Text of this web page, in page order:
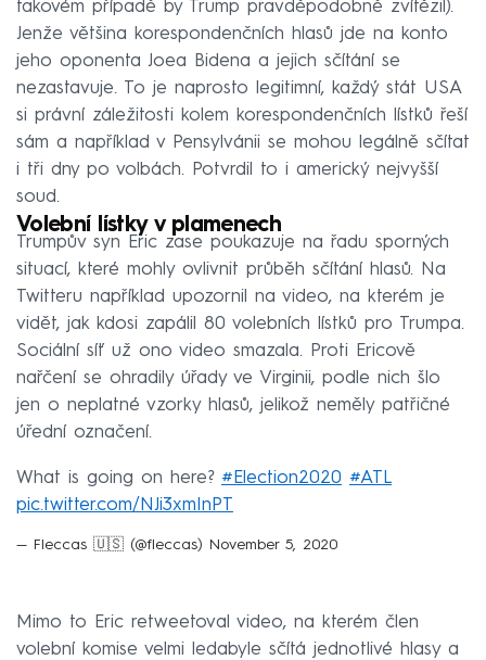
takovém případě by Trump pravděpodobně zvítězil).
Jenže většina korespondenčních hlasů jde na konto
jeho oponenta Joea Bidena a jejich sčítání se
nezastavuje. To je naprosto legitimní, každý stát USA
si právní záležitosti kolem korespondenčních lístků řeší
sám a například v Pensylvánii se mohou legálně sčítat
i tři dny po volbách. Potvrdil to i americký nejvyšší
soud.
Volební lístky v plamenech
Trumpův syn Eric zase poukazuje na řadu sporných
situací, které mohly ovlivnit průběh sčítání hlasů. Na
Twitteru například upozornil na video, na kterém je
vidět, jak kdosi zapálil 80 volebních lístků pro Trumpa.
Sociální síť už ono video smazala. Proti Ericově
nařčení se ohradily úřady ve Virginii, podle nich šlo
jen o neplatné vzorky hlasů, jelikož neměly patřičné
úřední označení.
What is going on here? #Election2020 #ATL
pic.twitter.com/NJi3xmInPT
— Fleccas 🇺🇸 (@fleccas) November 5, 2020
Mimo to Eric retweetoval video, na kterém člen
volební komise velmi ledabyle sčítá jednotlivé hlasy a